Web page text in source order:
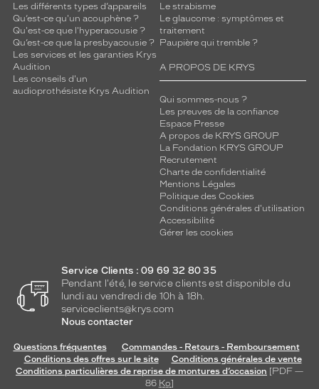
Les différents types d’appareils
Qu’est-ce qu'un acouphène ?
Qu'est-ce que l'hyperacousie ?
Qu’est-ce que la presbyacousie ?
Les services et les garanties Krys
Audition
Les conseils d'un
audioprothésiste Krys Audition
Le strabisme
Le glaucome : symptômes et
traitement
Paupière qui tremble ?
A PROPOS DE KRYS
Qui sommes-nous ?
Les preuves de la confiance
Espace Presse
A propos de KRYS GROUP
La Fondation KRYS GROUP
Recrutement
Charte de confidentialité
Mentions Légales
Politique des Cookies
Conditions générales d'utilisation
Accessibilité
Gérer les cookies
Service Clients : 09 69 32 80 35
Pendant l'été, le service clients est disponible du
lundi au vendredi de 10h à 18h.
serviceclients@krys.com
Nous contacter
Questions fréquentes
Commandes - Retours - Remboursement
Conditions des offres sur le site
Conditions générales de vente
Conditions particulières de reprise de montures d’occasion [PDF —
86 Ko]